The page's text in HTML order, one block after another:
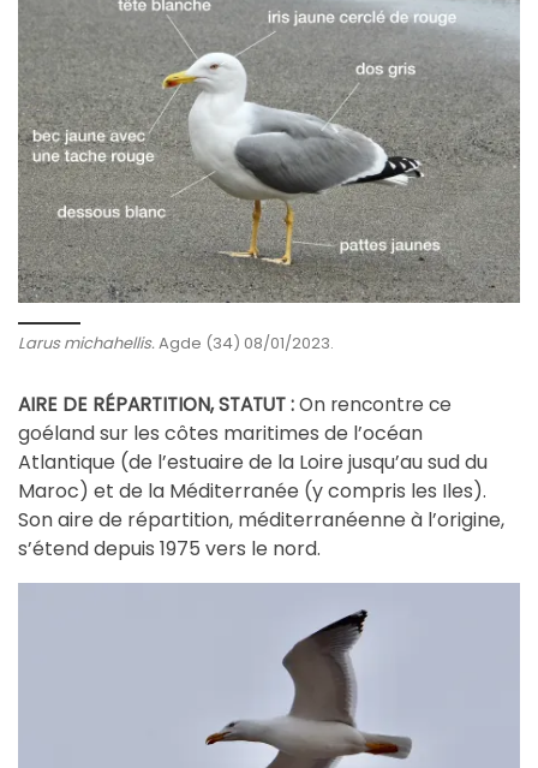
Larus michahellis.Agde (34) 08/01/2023.
AIRE DE RÉPARTITION, STATUT :On rencontre ce
goéland sur les côtes maritimes de l’océan
Atlantique (de l’estuaire de la Loire jusqu’au sud du
Maroc) et de la Méditerranée (y compris les Iles).
Son aire de répartition, méditerranéenne à l’origine,
s’étend depuis 1975 vers le nord.